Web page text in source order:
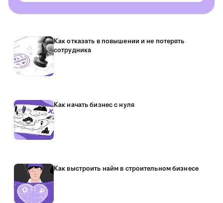
Как отказать в повышении и не потерять
сотрудника
Как начать бизнес с нуля
Как выстроить найм в строительном бизнесе